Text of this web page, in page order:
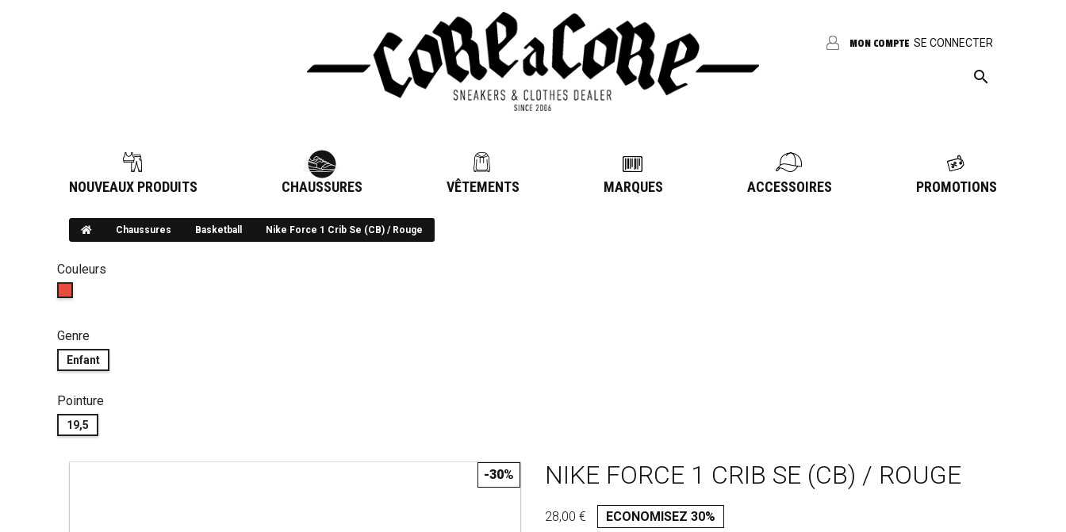
MON COMPTE SE CONNECTER

NOUVEAUX PRODUITS CHAUSSURES VÊTEMENTS MARQUES ACCESSOIRES PROMOTIONS
Chaussures Basketball Nike Force 1 Crib Se (CB) / Rouge
Couleurs
Genre
Enfant
Pointure
19,5
-30% NIKE FORCE 1 CRIB SE (CB) / ROUGE
28,00 € ECONOMISEZ 30%